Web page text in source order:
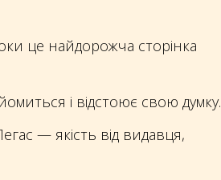
це найдорожча сторінка
і відстоює свою думку.
— якість від видавця,